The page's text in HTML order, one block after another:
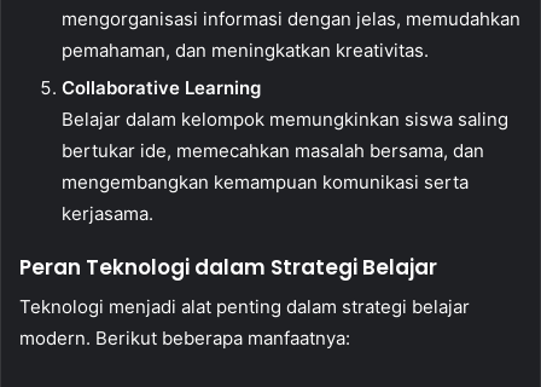
mengorganisasi informasi dengan jelas, memudahkan
pemahaman, dan meningkatkan kreativitas.
Collaborative Learning
Belajar dalam kelompok memungkinkan siswa saling
bertukar ide, memecahkan masalah bersama, dan
mengembangkan kemampuan komunikasi serta
kerjasama.
Peran Teknologi dalam Strategi Belajar
Teknologi menjadi alat penting dalam strategi belajar
modern. Berikut beberapa manfaatnya: